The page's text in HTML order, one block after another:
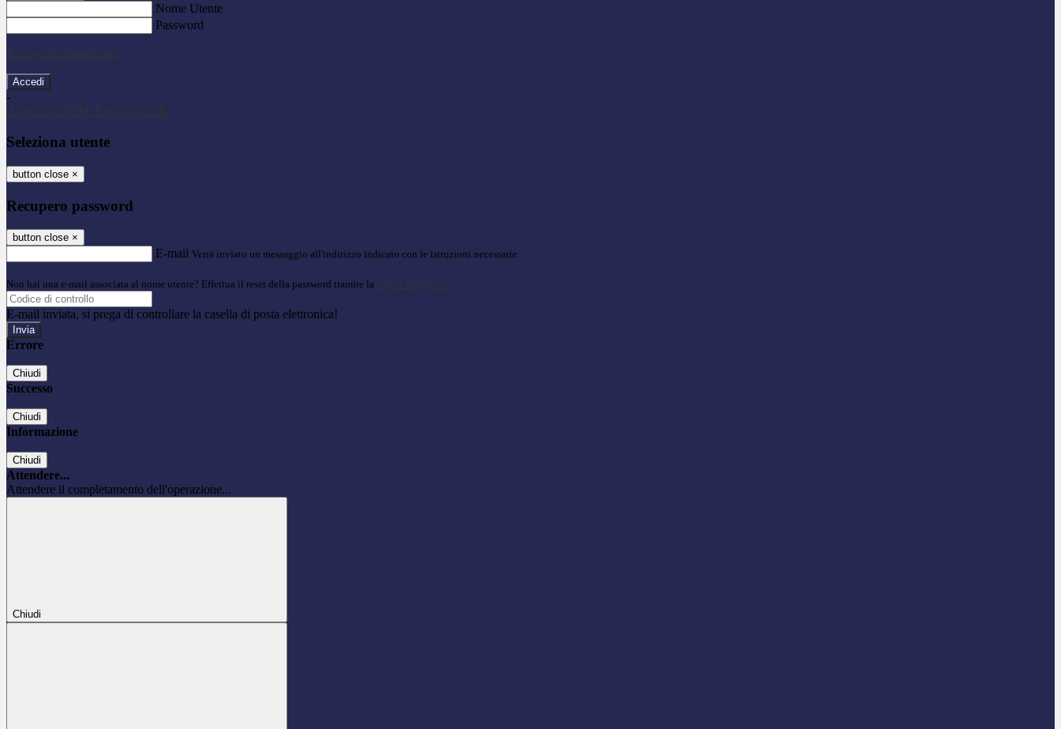
Nome Utente
Password
Password dimenticata?
-
Entra con SPID
Entra con CIE
Seleziona utente
button close ×
Recupero password
button close ×
E-mail Verrà inviato un messaggio all'indirizzo indicato con le istruzioni necessarie.
Non hai una e-mail associata al nome utente? Effettua il reset della password tramite la Login Spaggiari
E-mail inviata, si prega di controllare la casella di posta elettronica!
Errore
Chiudi
Successo
Chiudi
Informazione
Chiudi
Attendere...
Attendere il completamento dell'operazione...
Chiudi